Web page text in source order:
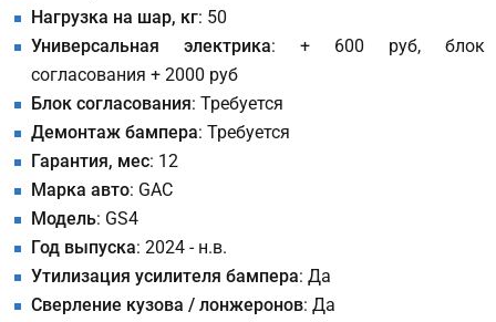
Нагрузка на шар, кг: 50
Универсальная электрика: + 600 руб, блок
согласования + 2000 руб
Блок согласования: Требуется
Демонтаж бампера: Требуется
Гарантия, мес: 12
Марка авто: GAC
Модель: GS4
Год выпуска: 2024 - н.в.
Утилизация усилителя бампера: Да
Сверление кузова / лонжеронов: Да